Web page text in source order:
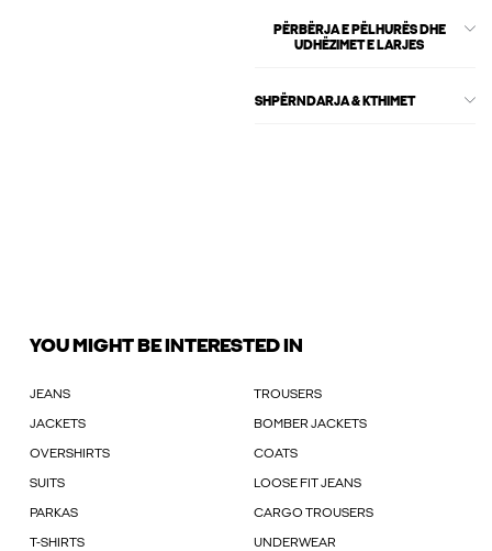
PËRBËRJA E PËLHURËS DHE
UDHËZIMET E LARJES
SHPËRNDARJA & KTHIMET
YOU MIGHT BE INTERESTED IN
JEANS TROUSERS
JACKETS BOMBER JACKETS
OVERSHIRTS COATS
SUITS LOOSE FIT JEANS
PARKAS CARGO TROUSERS
T-SHIRTS UNDERWEAR